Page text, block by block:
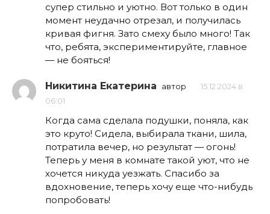
супер стильно и уютно. Вот только в один
момент неудачно отрезал, и получилась
кривая фигня. Зато смеху было много! Так
что, ребята, экспериментируйте, главное
— не бояться!
Никитина Екатерина автор
15.12.2024 в
06:01
Когда сама сделала подушки, поняла, как
это круто! Сидела, выбирала ткани, шила,
потратила вечер, но результат — огонь!
Теперь у меня в комнате такой уют, что не
хочется никуда уезжать. Спасибо за
вдохновение, теперь хочу еще что-нибудь
попробовать!